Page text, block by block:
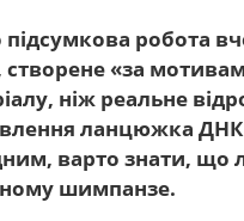
підсумкова робота
«за
ніж реальне
ланцюжка
варто знати, що
шимпанзе.